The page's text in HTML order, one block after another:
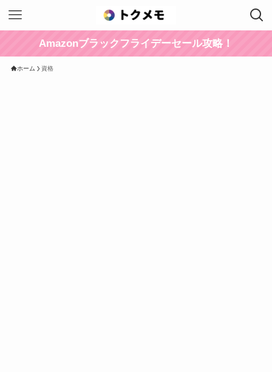
Amazonブラックフライデーセール攻略！
ホーム 資格